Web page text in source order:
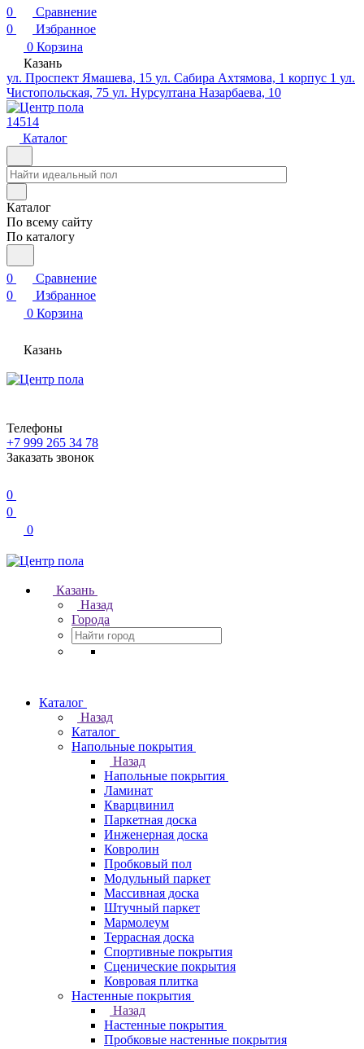
0
Сравнение
0
Избранное
0 Корзина
Казань
ул. Проспект Ямашева, 15 ул. Сабира Ахтямова, 1 корпус 1 ул.
Чистопольская, 75 ул. Нурсултана Назарбаева, 10
14514
Каталог
Каталог
По всему сайту
По каталогу
0
Сравнение
0
Избранное
0 Корзина
Казань
Телефоны
+7 999 265 34 78
Заказать звонок
0
0
0
Казань
Назад
Города
Каталог
Назад
Каталог
Напольные покрытия
Назад
Напольные покрытия
Ламинат
Кварцвинил
Паркетная доска
Инженерная доска
Ковролин
Пробковый пол
Модульный паркет
Массивная доска
Штучный паркет
Мармолеум
Террасная доска
Спортивные покрытия
Сценические покрытия
Ковровая плитка
Настенные покрытия
Назад
Настенные покрытия
Пробковые настенные покрытия